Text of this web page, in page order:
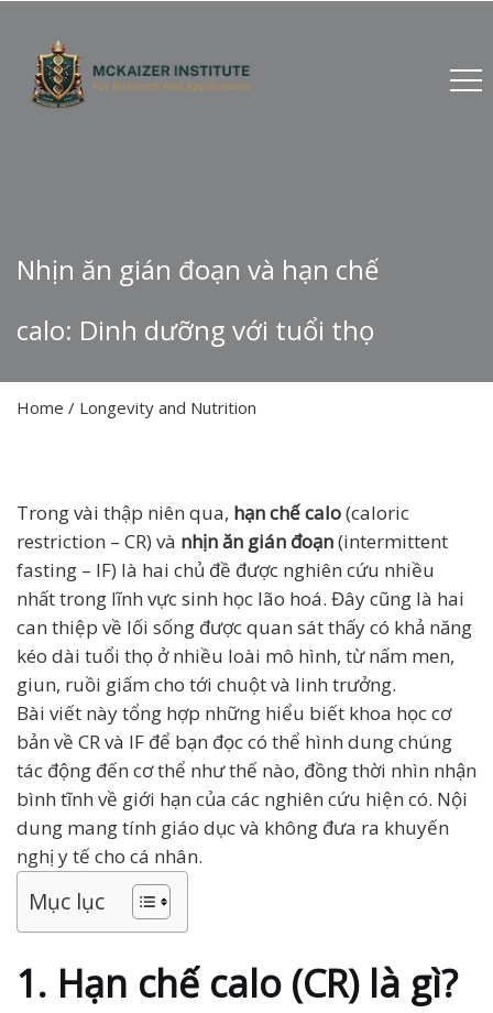
Nhịn ăn gián đoạn và hạn chế
calo: Dinh dưỡng với tuổi thọ
Home / Longevity and Nutrition
Trong vài thập niên qua, hạn chế calo(caloric
restriction – CR) và nhịn ăn gián đoạn(intermittent
fasting – IF) là hai chủ đề được nghiên cứu nhiều
nhất trong lĩnh vực sinh học lão hoá. Đây cũng là hai
can thiệp về lối sống được quan sát thấy có khả năng
kéo dài tuổi thọ ở nhiều loài mô hình, từ nấm men,
giun, ruồi giấm cho tới chuột và linh trưởng.
Bài viết này tổng hợp những hiểu biết khoa học cơ
bản về CR và IF để bạn đọc có thể hình dung chúng
tác động đến cơ thể như thế nào, đồng thời nhìn nhận
bình tĩnh về giới hạn của các nghiên cứu hiện có. Nội
dung mang tính giáo dục và không đưa ra khuyến
nghị y tế cho cá nhân.
Mục lục
1. Hạn chế calo (CR) là gì?